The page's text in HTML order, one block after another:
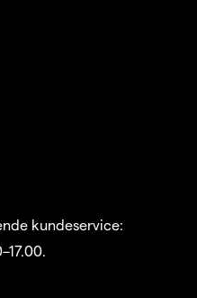
kundeservice: